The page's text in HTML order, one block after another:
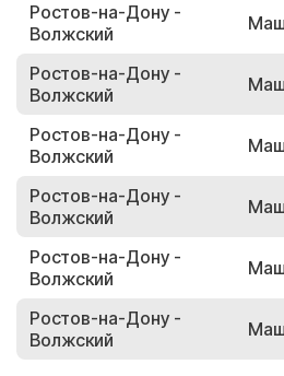
Ростов-на-Дону -
Волжский
Ростов-на-Дону -
Волжский
Ростов-на-Дону -
Волжский
Ростов-на-Дону -
Волжский
Ростов-на-Дону -
Волжский
Ростов-на-Дону -
Волжский